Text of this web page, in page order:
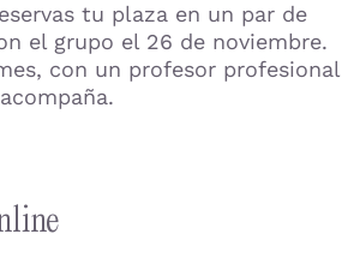
tu plaza en un par de
el grupo el 26 de noviembre.
con un profesor profesional